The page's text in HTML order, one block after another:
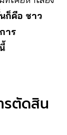
ก็คือ ชาว
าร
รตัดสิน